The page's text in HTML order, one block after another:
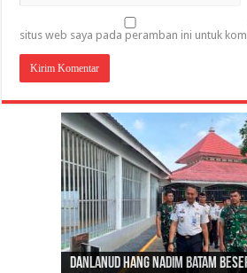
situs web saya pada peramban ini untuk
Danlanud Hang Nadim Batam
Silaturahmi dan Reses Komite I
Gubernur Al Haris: Lomba
Edukasi Pembentukan Karakter
Gubernur Al Haris Dorong
Cepat Beroperasi Agar Bisa
Sosok Fenomenal yang
Nusantara: Ratu Wangsa, Wanita